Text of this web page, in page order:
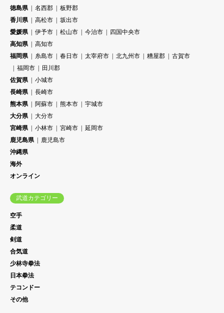
徳島県
名西郡
板野郡
香川県
高松市
坂出市
愛媛県
伊予市 松山市 今治市
四国中央市
高知県
高知市
福岡県
糸島市 春日市 太宰府市 北九州市 糟屋郡
古賀市
福岡市
田川郡
佐賀県
小城市
長崎県
長崎市
熊本県
阿蘇市 熊本市
宇城市
大分県
大分市
宮崎県
小林市 宮崎市
延岡市
鹿児島県
鹿児島市
沖縄県
海外
オンライン
武道カテゴリー
空手
柔道
剣道
合気道
少林寺拳法
日本拳法
テコンドー
その他